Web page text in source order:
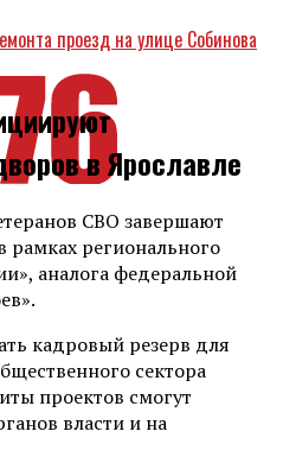
проезд на улице Собинова
в Ярославле
СВО завершают
рамках регионального
аналога федеральной
кадровый резерв для
сектора
проектов смогут
власти и на